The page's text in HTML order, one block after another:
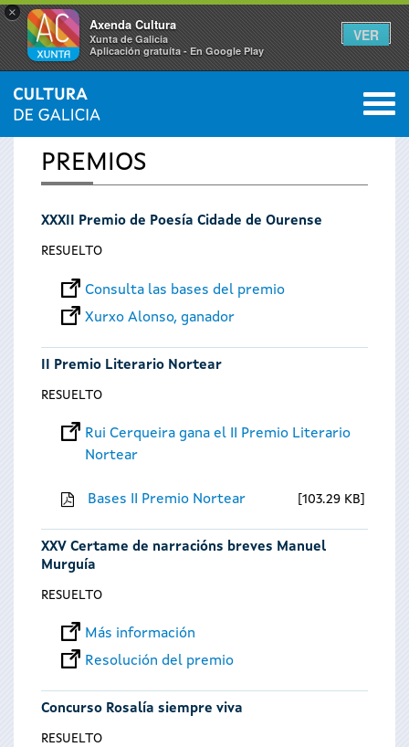
×
Axenda Cultura
Xunta de Galicia
Aplicación gratuíta - En Google Play
VER
Se
encuentra
usted
INICIO 0
PREMIOS
XXXII Premio de Poesía Cidade de Ourense
RESUELTO
Consulta las bases del premio
Xurxo Alonso, ganador
II Premio Literario Nortear
RESUELTO
Rui Cerqueira gana el II Premio Literario
Nortear
Bases II Premio Nortear 103.29 KB
XXV Certame de narracións breves Manuel
Murguía
RESUELTO
Más información
Resolución del premio
Concurso Rosalía siempre viva
RESUELTO